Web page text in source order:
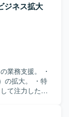
ジネス拡大
業務支援。 ・
の拡大。 ・特
て注力したい